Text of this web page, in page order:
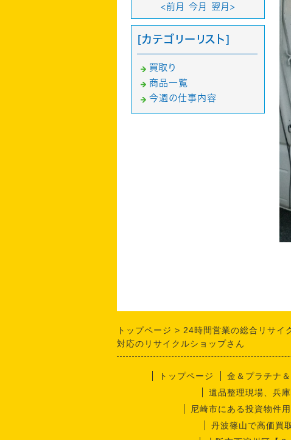
<前月 今月 翌月>
[カテゴリーリスト]
買取り
商品一覧
今週の仕事内容
トップページ 24時間営業の総合リサイ
対応のリサイクルショップさん
トップページ 金＆プラチナ
遺品整理現場、兵
尼崎市にある投資物件
丹波篠山で高価買